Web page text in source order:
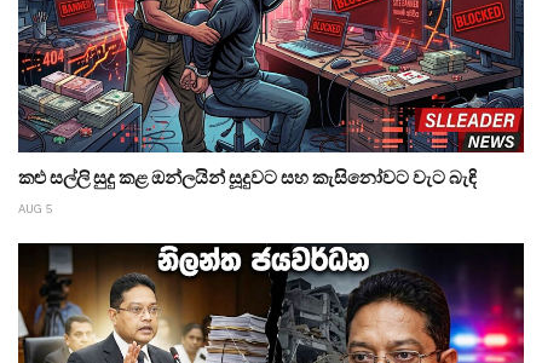
කළු සල්ලි සුදු කළ ඔන්ලයින් සූදුවට සහ කැසිනෝවට වැට බැඳි
AUG 5